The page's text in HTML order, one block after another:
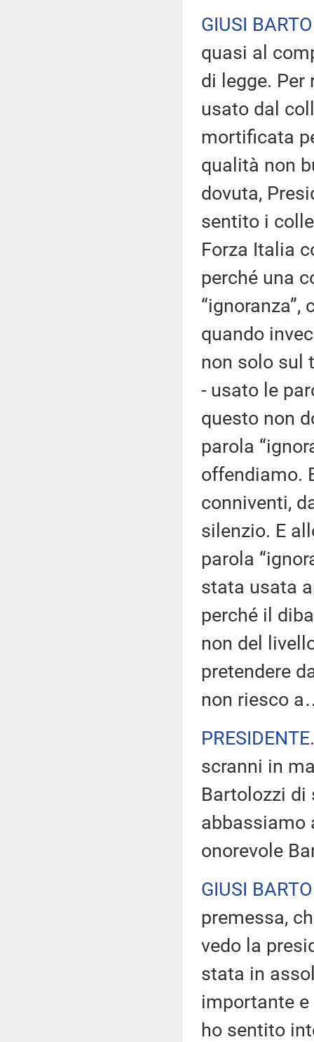
GIUSI
quasi al
di legge. Per
usato dal
mortificata
qualità non
dovuta,
sentito i
Forza Italia
perché una
quando
non solo sul
- usato le
questo non
parola
offendiamo.
conniventi,
silenzio. E
parola
stata usata
perché il
non del
pretendere
non riesco
PRESIDENTE
scranni in
Bartolozzi di
abbassiamo
onorevole
GIUSI
premessa,
vedo la
stata in
importante e
ho sentito